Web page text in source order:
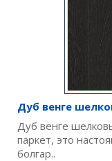
Дуб венге
Дуб венге
паркет, это
болгар..